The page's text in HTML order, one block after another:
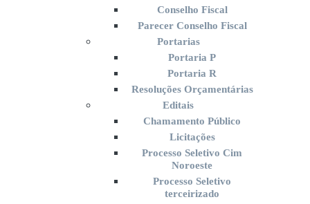
Conselho Fiscal
Parecer Conselho Fiscal
Portarias
Portaria P
Portaria R
Resoluções Orçamentárias
Editais
Chamamento Público
Licitações
Processo Seletivo Cim
Noroeste
Processo Seletivo
terceirizado